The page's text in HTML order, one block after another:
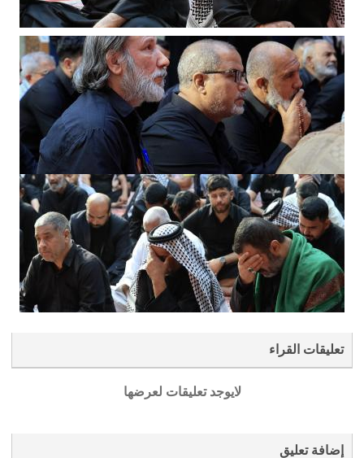
تعليقات القراء
لايوجد تعليقات لعرضها
إضافة تعليق